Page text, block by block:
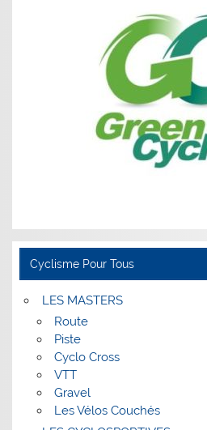
Cyclisme Pour Tous
LES MASTERS
Route
Piste
Cyclo Cross
VTT
Gravel
Les Vélos Couchés